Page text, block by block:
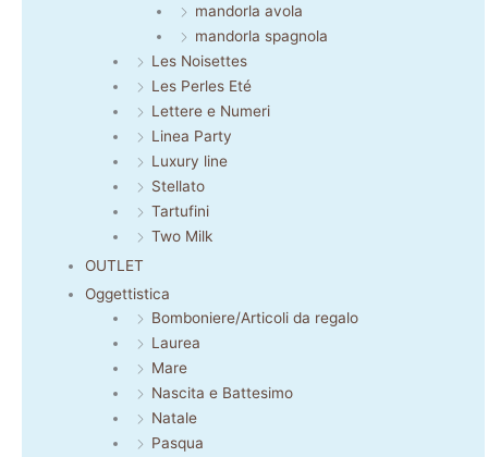
mandorla avola
mandorla spagnola
Les Noisettes
Les Perles Eté
Lettere e Numeri
Linea Party
Luxury line
Stellato
Tartufini
Two Milk
OUTLET
Oggettistica
Bomboniere/Articoli da regalo
Laurea
Mare
Nascita e Battesimo
Natale
Pasqua